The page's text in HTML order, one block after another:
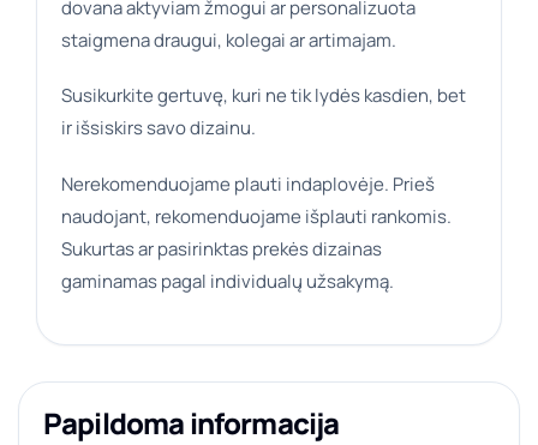
dovana aktyviam žmogui ar personalizuota
staigmena draugui, kolegai ar artimajam.
Susikurkite gertuvę, kuri ne tik lydės kasdien, bet
ir išsiskirs savo dizainu.
Nerekomenduojame plauti indaplovėje. Prieš
naudojant, rekomenduojame išplauti rankomis.
Sukurtas ar pasirinktas prekės dizainas
gaminamas pagal individualų užsakymą.
Papildoma informacija